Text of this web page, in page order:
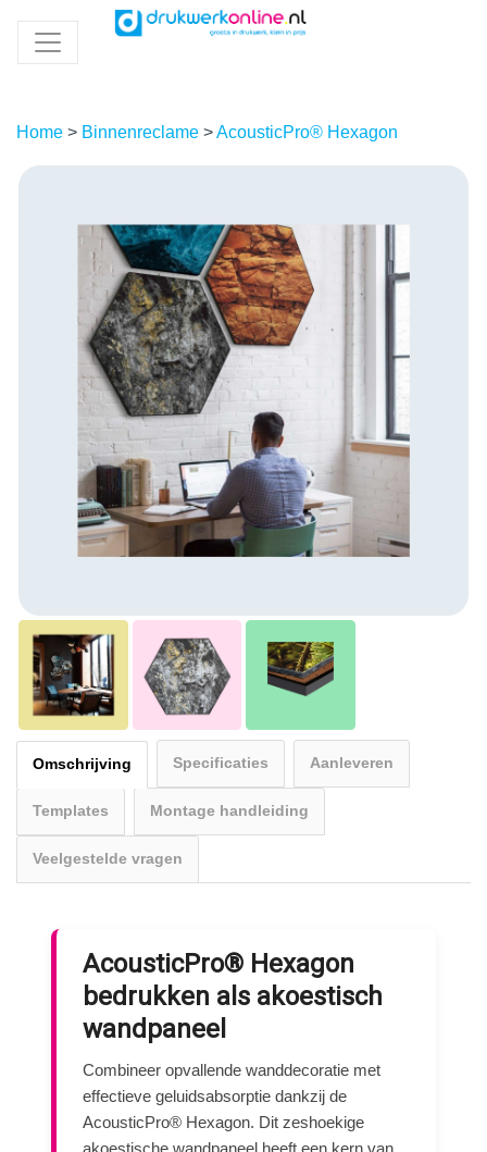
Home > Binnenreclame >AcousticPro® Hexagon
Omschrijving Specificaties Aanleveren
Templates Montage handleiding
Veelgestelde vragen
AcousticPro® Hexagon
bedrukken als akoestisch
wandpaneel
Combineer opvallende wanddecoratie met
effectieve geluidsabsorptie dankzij de
AcousticPro® Hexagon. Dit zeshoekige
akoestische wandpaneel heeft een kern van